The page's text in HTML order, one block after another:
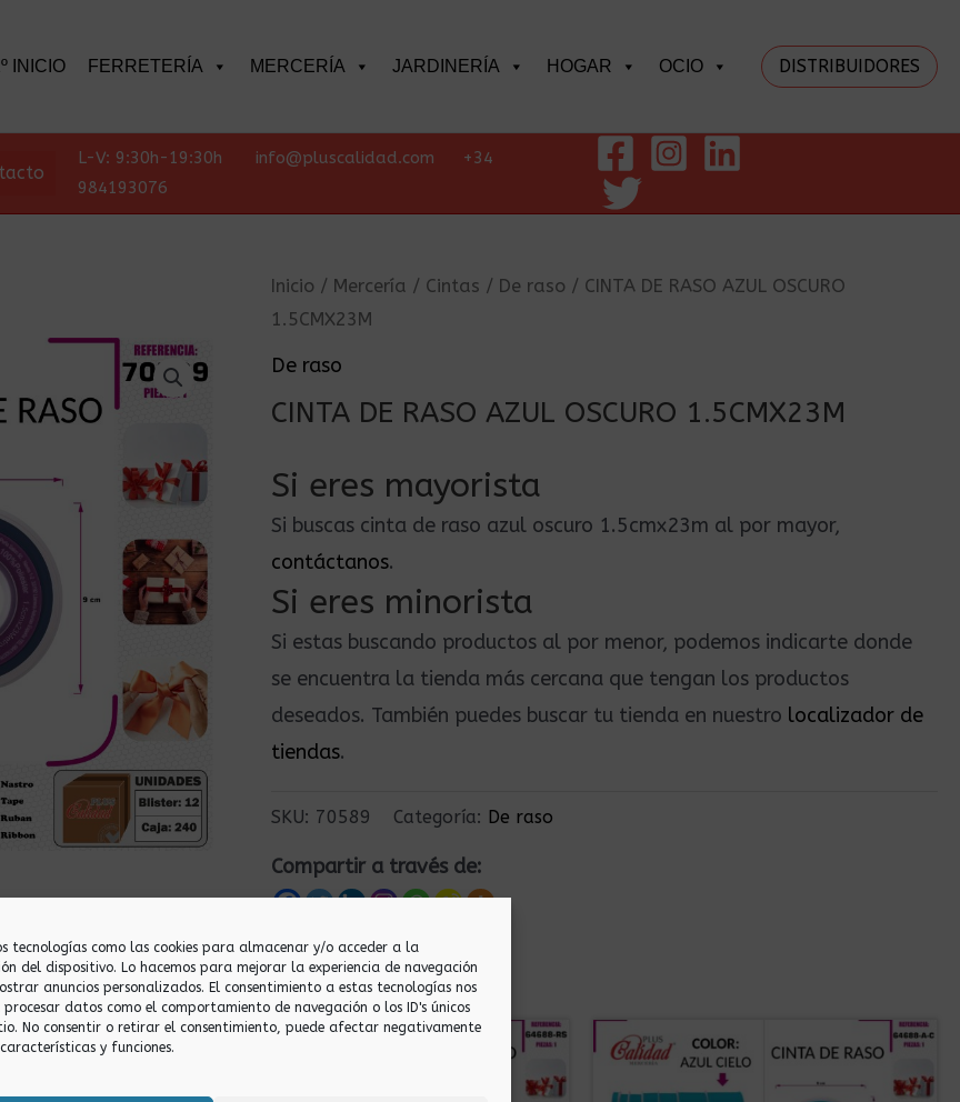
tecnologías como las cookies para almacenar y/o acceder a la
del dispositivo. Lo hacemos para mejorar la experiencia de navegación
anuncios personalizados. El consentimiento a estas tecnologías nos
datos como el comportamiento de navegación o los ID's únicos
No consentir o retirar el consentimiento, puede afectar negativamente
y funciones.
INICIO FERRETERÍA MERCERÍA JARDINERÍA HOGAR OCIO DISTRIBUIDORES
L-V: 9:30h-19:30h info@pluscalidad.com
+34
984193076
Inicio / Mercería / Cintas / De raso / CINTA DE RASO AZUL OSCURO
1.5CMX23M
De raso
CINTA DE RASO AZUL OSCURO 1.5CMX23M
Si eres mayorista
Si buscas cinta de raso azul oscuro 1.5cmx23m al por mayor,
contáctanos.
Si eres minorista
Si estas buscando productos al por menor, podemos indicarte donde
se encuentra la tienda más cercana que tengan los productos
deseados. También puedes buscar tu tienda en nuestro localizador de
tiendas.
SKU: 70589 Categoría: De raso
Compartir a través de: